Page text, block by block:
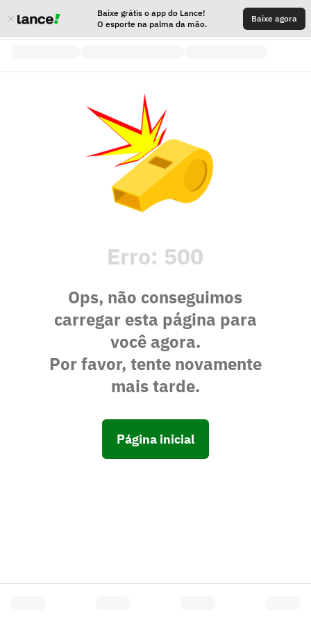
Baixe grátis o app do Lance!
O esporte na palma da mão.
Baixe agora
Erro: 500
Ops, não conseguimos
carregar esta página para
você agora.
Por favor, tente novamente
mais tarde.
Página inicial